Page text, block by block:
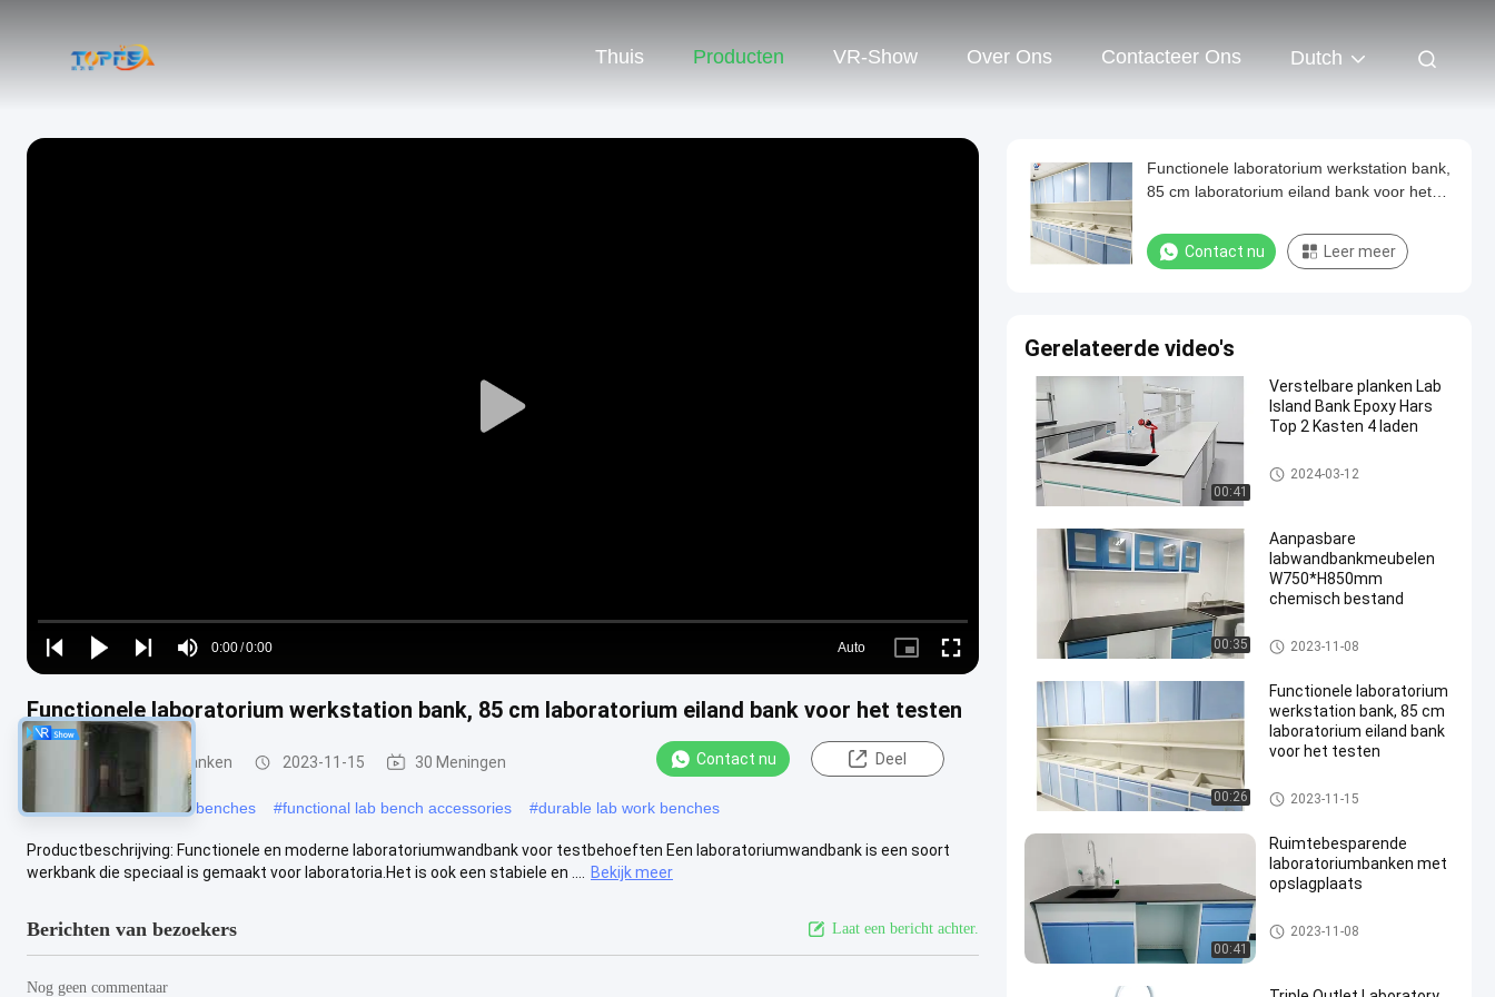
Thuis Producten VR-Show Over Ons Contacteer Ons Dutch
Play
Play
Play
Play
Mute
Time
0:00/0:00
Loaded:
0%
Auto
Picture- Fullscreen
Functionele laboratorium werkstation bank, 85 cm laboratorium eiland bank voor het testen
Laboratoriumwerkbanken 2023-11-15 30 Meningen Contact nu Deel
customizable lab work benches #functional lab bench accessories #durable lab work benches
Productbeschrijving: Functionele en moderne laboratoriumwandbank voor testbehoeften Een laboratoriumwandbank is een soort
werkbank die speciaal is gemaakt voor laboratoria.Het is ook een stabiele en ....
Bekijk meer
Berichten van bezoekers Laat een bericht achter.
Nog geen commentaar
Functionele laboratorium werkstation bank,
85 cm laboratorium eiland bank voor het
Contact nu Leer meer
Gerelateerde video's
00:41
Verstelbare planken Lab
Island Bank Epoxy Hars
Top 2 Kasten 4 laden
Lab Island Bench
2024-03-12
00:35
Aanpasbare
labwandbankmeubelen
W750*H850mm
chemisch bestand
Lab Wall Bench
2023-11-08
00:26
Functionele laboratorium
werkstation bank, 85 cm
laboratorium eiland bank
voor het testen
Lab Wall Bench
2023-11-15
00:41
Ruimtebesparende
laboratoriumbanken met
opslagplaats
Lab Wall Bench
2023-11-08